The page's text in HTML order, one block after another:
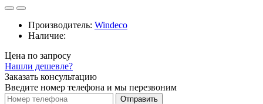
Производитель: Windeco
Наличие:
Цена по запросу
Нашли дешевле?
Заказать консультацию
Введите номер телефона и мы перезвоним
Отправить